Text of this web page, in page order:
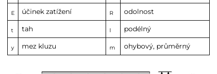
E účinek zatížení R odolnost
t tah podélný
y mez kluzu m ohybový, průměrný